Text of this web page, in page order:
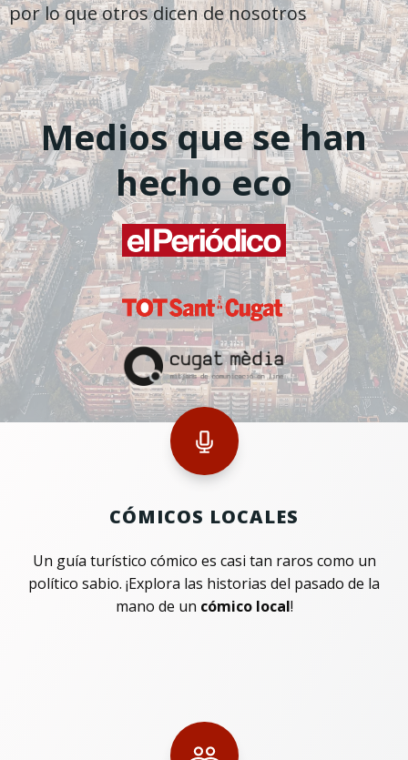
por lo que otros dicen de nosotros
Medios que se han
hecho eco
CÓMICOS LOCALES
Un guía turístico cómico es casi tan raros como un
político sabio. ¡Explora las historias del pasado de la
mano de un cómico local!